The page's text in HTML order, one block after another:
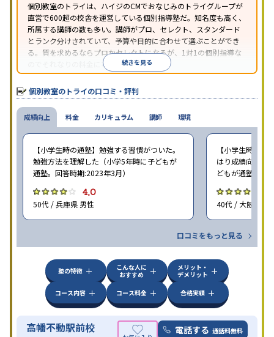
個別教室のトライは、ハイジのCMでおなじみのトライグループが
直営で600超の校舎を運営している個別指導塾だ。知名度も高く、
所属する講師の数も多い。講師がプロ、セレクト、スタンダード
とランク分けされていて、予算や目的に合わせて選ぶことができ
る。質を求めるならプロかセレクトになるが、1対1の個別指導な
のでそれなりの料金になる。続きを見る
個別教室のトライの口コミ・評判
成績向上
【小学生時の通塾】勉強する習慣がついた。
勉強方法を理解した（小学5年時に子どもが
通塾。回答時期:2023年3月）
4.0
50代 / 兵庫県 男性
【小学生時の通
はり成績向上に
どもが通塾。回
40代 / 大阪府 女
口コミをもっと見る
料金 カリキュラム 講師 環境
塾の特徴
こんな人に
おすすめ
メリット・
デメリット
コース内容
コース料金 合格実績
高幡不動駅前校 電話する 通話料無料